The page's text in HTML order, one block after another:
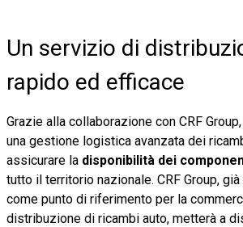
Un servizio di
rapido ed efficace
Grazie alla collaborazione con CRF
una gestione logistica avanzata dei
assicurare la disponibilità dei
tutto il territorio nazionale. CRF Group,
come punto di riferimento per la
distribuzione di ricambi auto, metterà a